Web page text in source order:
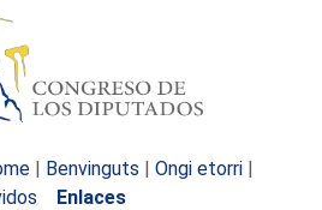
| Benvinguts | Ongi etorri |
Enlaces